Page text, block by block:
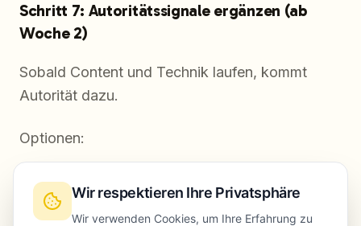
Schritt 7: Autoritätssignale ergänzen (ab
Woche 2)
Sobald Content und Technik laufen, kommt
Autorität dazu.
Optionen:
Digital PR
Partner-Erwähnungen
Wir respektieren Ihre Privatsphäre
Wir verwenden Cookies, um Ihre Erfahrung zu